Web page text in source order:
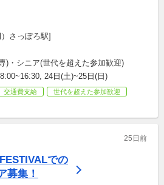
さっぽろ駅]
)・シニア(世代を超えた参加歓迎)
24日(土)~25日(日)
交通費支給
世代を超えた参加歓迎
25日前
での
募集！